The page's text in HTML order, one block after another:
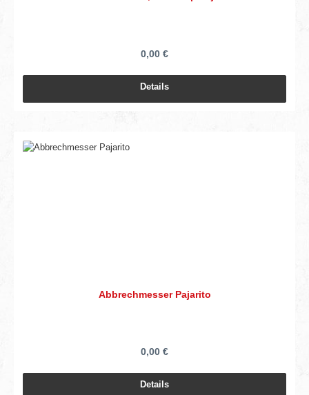
0,00 €
Details
Abbrechmesser Pajarito
0,00 €
Details